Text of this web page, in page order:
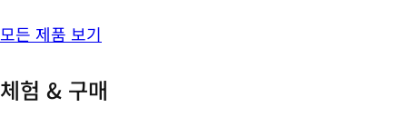
모든 제품 보기
체험 & 구매